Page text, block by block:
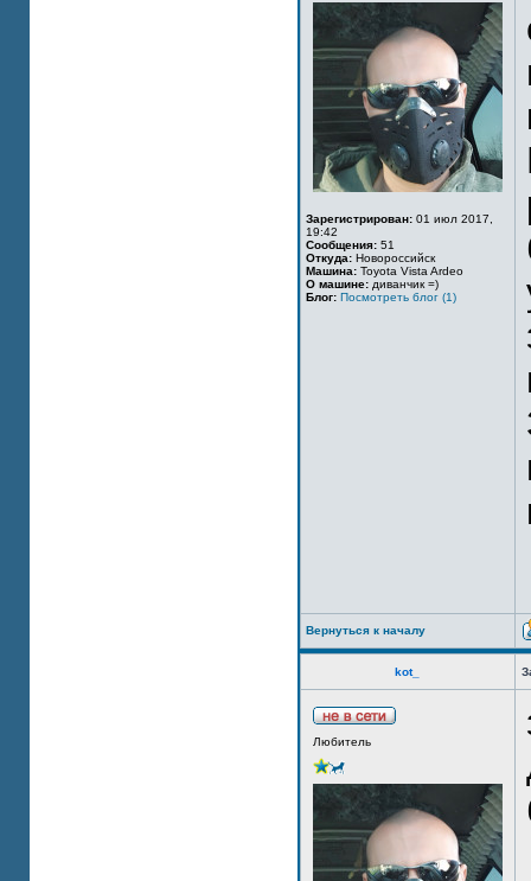
Зарегистрирован: 01 июл 2017,
19:42
Сообщения: 51
Откуда: Новороссийск
Машина: Toyota Vista Ardeo
О машине: диванчик =)
Блог: Посмотреть блог (1)
Вернуться к началу
kot_
Любитель